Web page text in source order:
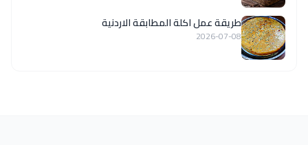
طريقة عمل اكلة المطابقة الاردنية
2026-07-08